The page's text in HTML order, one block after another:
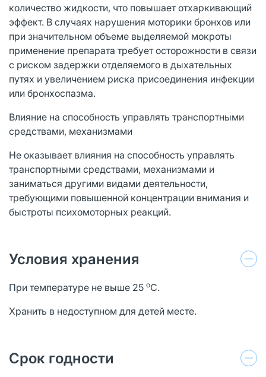
количество жидкости, что повышает отхаркивающий
эффект. В случаях нарушения моторики бронхов или
при значительном объеме выделяемой мокроты
применение препарата требует осторожности в связи
с риском задержки отделяемого в дыхательных
путях и увеличением риска присоединения инфекции
или бронхоспазма.
Влияние на способность управлять транспортными
средствами, механизмами
Не оказывает влияния на способность управлять
транспортными средствами, механизмами и
заниматься другими видами деятельности,
требующими повышенной концентрации внимания и
быстроты психомоторных реакций.
Условия хранения
При температуре не выше 25 оС.
Хранить в недоступном для детей месте.
Срок годности